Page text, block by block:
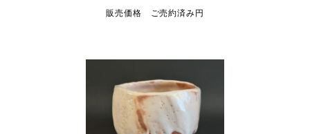
販売価格 ご売約済み円